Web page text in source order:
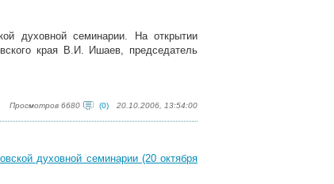
духовной семинарии. На открытии
края В.И. Ишаев, председатель
Просмотров 6680 (0) 20.10.2006, 13:54:00
духовной семинарии (20 октября